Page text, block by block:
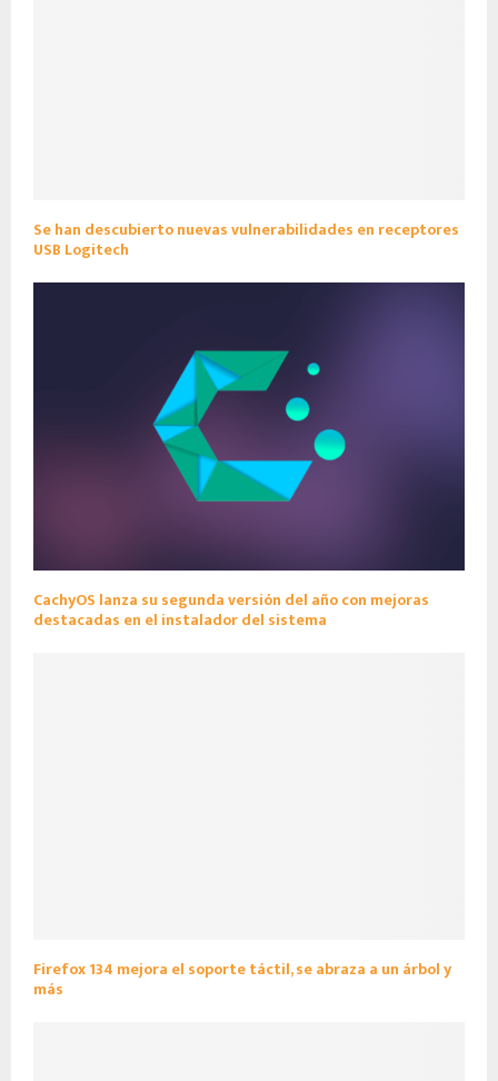
Se han descubierto nuevas vulnerabilidades en receptores
USB Logitech
CachyOS lanza su segunda versión del año con mejoras
destacadas en el instalador del sistema
Firefox 134 mejora el soporte táctil, se abraza a un árbol y
más